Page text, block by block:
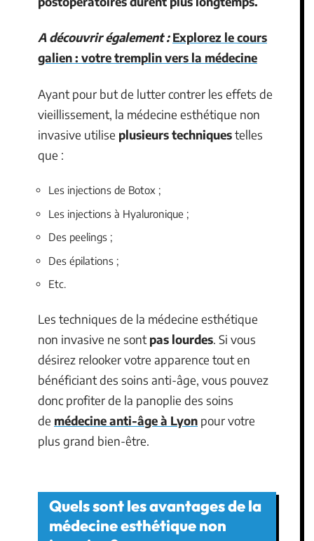
A découvrir également : Explorez le cours
galien : votre tremplin vers la médecine
Ayant pour but de lutter contrer les effets de
vieillissement, la médecine esthétique non
invasive utilise plusieurs techniquestelles
que :
Les injections de Botox ;
Les injections à Hyaluronique ;
Des peelings ;
Des épilations ;
Etc.
Les techniques de la médecine esthétique
non invasive ne sont pas lourdes. Si vous
désirez relooker votre apparence tout en
bénéficiant des soins anti-âge, vous pouvez
donc profiter de la panoplie des soins
de médecine anti-âge à Lyon pour votre
plus grand bien-être.
Quels sont les avantages de la
médecine esthétique non